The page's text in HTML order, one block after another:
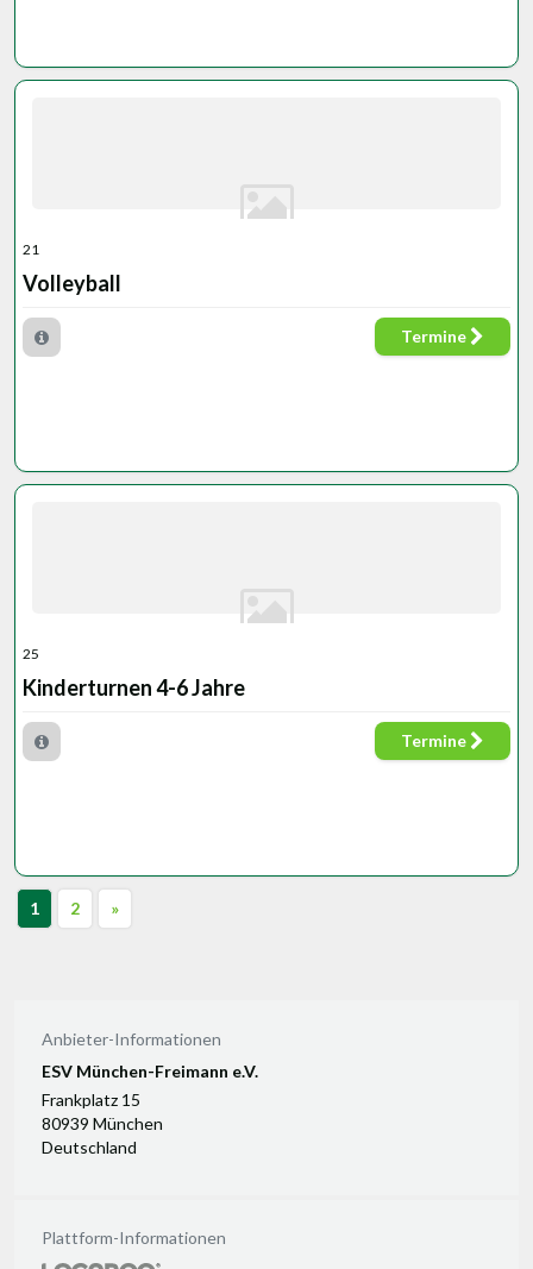
21
Volleyball
Termine
25
Kinderturnen 4-6 Jahre
Termine
1 2 »
Anbieter-Informationen
ESV München-Freimann e.V.
Frankplatz 15
80939 München
Deutschland
Plattform-Informationen